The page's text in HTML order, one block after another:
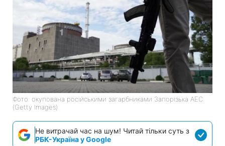
Фото: окупована російськими загарбниками Запорізька АЕС
(Getty Images)
Не витрачай час на шум! Читай тільки суть з
РБК-Україна у Google